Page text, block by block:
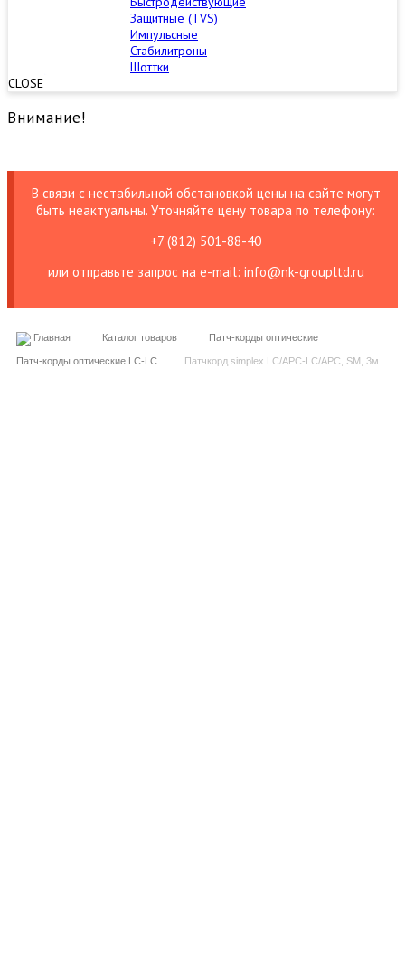
Защитные (TVS)
Импульсные
Стабилитроны
Шоттки
CLOSE
Внимание!
В связи с нестабильной обстановкой цены на сайте могут
быть неактуальны. Уточняйте цену товара по телефону:
+7 (812) 501-88-40
или отправьте запрос на е-mail: info@nk-groupltd.ru
Главная Каталог товаров Патч-корды оптические
Патч-корды оптические LC-LC Патчкорд simplex LC/APC-LC/APC, SM, 3м